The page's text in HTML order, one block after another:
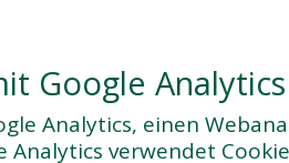
Google Analytics
Analytics, einen
Analytics verwendet